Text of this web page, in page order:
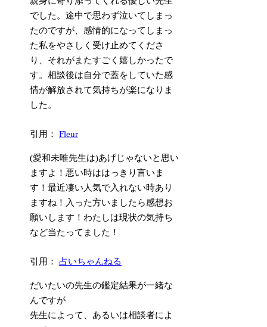
でした。途中で思わず泣いてしまっ
たのですが、感情的になってしまっ
た私をやさしく受け止めてくださ
り、それがまたすごく嬉しかったで
す。相談後は自分で蓋をしていた感
情が解放されて気持ちが楽になりま
した。
引用：Fleur
(愛和未唯先生は)あげじゃないと思い
ますよ！悪い時ははっきり言いま
す！最近凄い人気で入れない時あり
ますね！入った方いましたら感想お
願いします！わたしは現状の気持ち
など当たってました！
引用：占いちゃんねる
だいたいの先生の鑑定結果が一緒な
んですが
先生によって、あるいは相談者によ